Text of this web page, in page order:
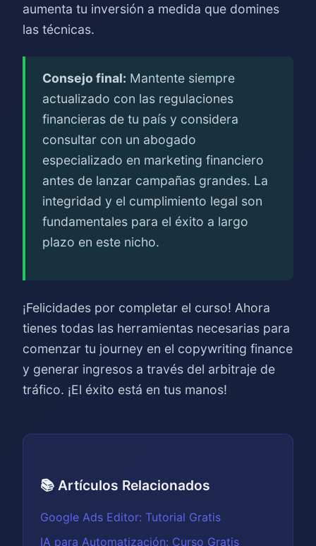
aumenta tu inversión a medida que domines
las técnicas.
Consejo final: Mantente siempre
actualizado con las regulaciones
financieras de tu país y considera
consultar con un abogado
especializado en marketing financiero
antes de lanzar campañas grandes. La
integridad y el cumplimiento legal son
fundamentales para el éxito a largo
plazo en este nicho.
¡Felicidades por completar el curso! Ahora
tienes todas las herramientas necesarias para
comenzar tu journey en el copywriting finance
y generar ingresos a través del arbitraje de
tráfico. ¡El éxito está en tus manos!
📚 Artículos Relacionados
Google Ads Editor: Tutorial Gratis
IA para Automatización: Curso Gratis